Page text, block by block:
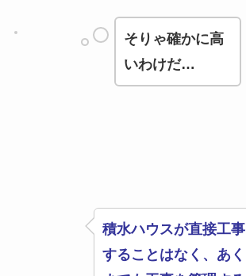
そりゃ確かに高
いわけだ…
積水ハウスが直接工事
することはなく、あく